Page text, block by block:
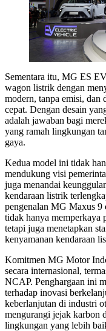
Sementara itu, MG ES
wagon listrik dengan
modern, tanpa emisi, dan
cepat. Dengan desain
adalah jawaban bagi
yang ramah lingkungan
gaya.
Kedua model ini tidak
mendukung visi
juga menandai
kendaraan listrik
pengenalan MG Maxus
tidak hanya memperkaya
tetapi juga menetapkan
kenyamanan kendaraan
Komitmen MG Motor
secara internasional,
NCAP. Penghargaan ini
terhadap inovasi
keberlanjutan di industri
mengurangi jejak karbon
lingkungan yang lebih